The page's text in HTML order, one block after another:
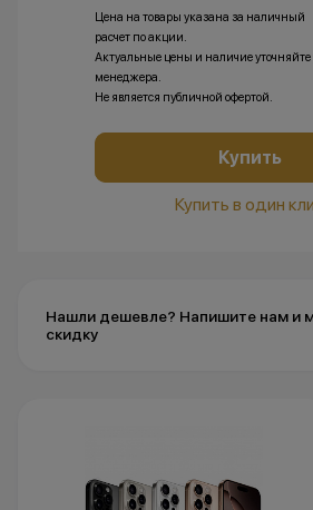
Цена на товары указана за наличный
расчет по акции.
Актуальные цены и наличие уточняйте
менеджера.
Не является публичной офертой.
Купить
Купить в один
Нашли дешевле? Напишите нам и
скидку